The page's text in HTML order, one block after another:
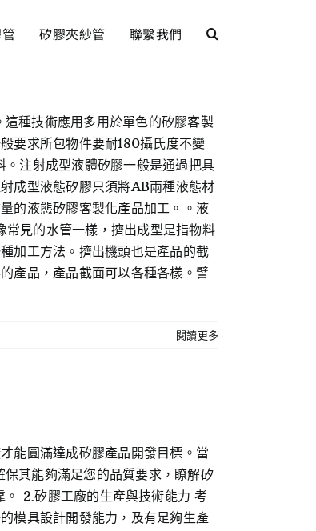
矽膠夾紗管 聯繫我們
種技術應用多用於單色的矽膠客製
要求所包物件要耐180攝氏度不變
注射成型液體矽膠一般是通過把具
成型液態矽膠只須將AB兩種液態材
的液態矽膠客製化產品加工。。液
見的水管一樣，擠出成型是指物料
加工方法。擠出機頭也是產品的截
產品，產品截面可以各種各樣。譬
閱讀更多
能圓滿達成矽膠產品開發目標。當
其能夠滿足您的品質要求，瞭解矽
2.矽膠工廠的生產與技術能力 考
模具設計開發能力，及有足夠生產